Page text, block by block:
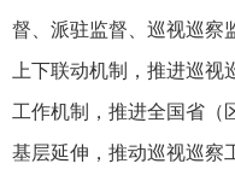
督、派驻监督、巡视巡察
上下联动机制，推进巡
工作机制，推进全国省（
基层延伸，推动巡视巡察